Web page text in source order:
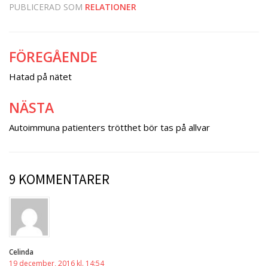
PUBLICERAD SOM RELATIONER
Inläggsnavigering
FÖREGÅENDE
Hatad på nätet
NÄSTA
Autoimmuna patienters trötthet bör tas på allvar
9 KOMMENTARER
Celinda
19 december, 2016 kl. 14:54